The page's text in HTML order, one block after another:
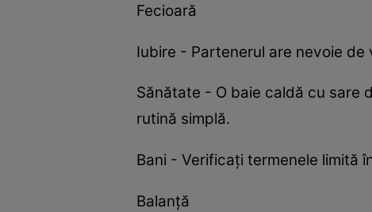
Fecioară
Iubire - Partenerul are nevoie
Sănătate - O baie caldă cu sare
rutină simplă.
Bani - Verificați termenele limită
Balanță